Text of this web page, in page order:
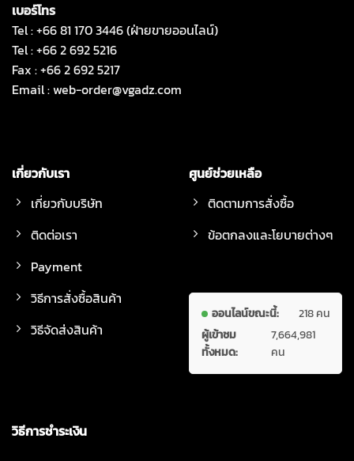
เบอร์โทร
Tel : +66 81 170 3446 (ฝ่ายขายออนไลน์)
Tel : +66 2 692 5216
Fax : +66 2 692 5217
Email :web-order@vgadz.com
เกี่ยวกับเรา
เกี่ยวกับบริษัท
ติดต่อเรา
Payment
วิธีการสั่งซื้อสินค้า
วิธีจัดส่งสินค้า
ศูนย์ช่วยเหลือ
ติดตามการสั่งซื้อ
ข้อตกลงและโยบายต่างๆ
ออนไลน์ขณะนี้:
218 คน
ผู้เข้าชม
ทั้งหมด:
7,664,981
คน
วิธีการชำระเงิน